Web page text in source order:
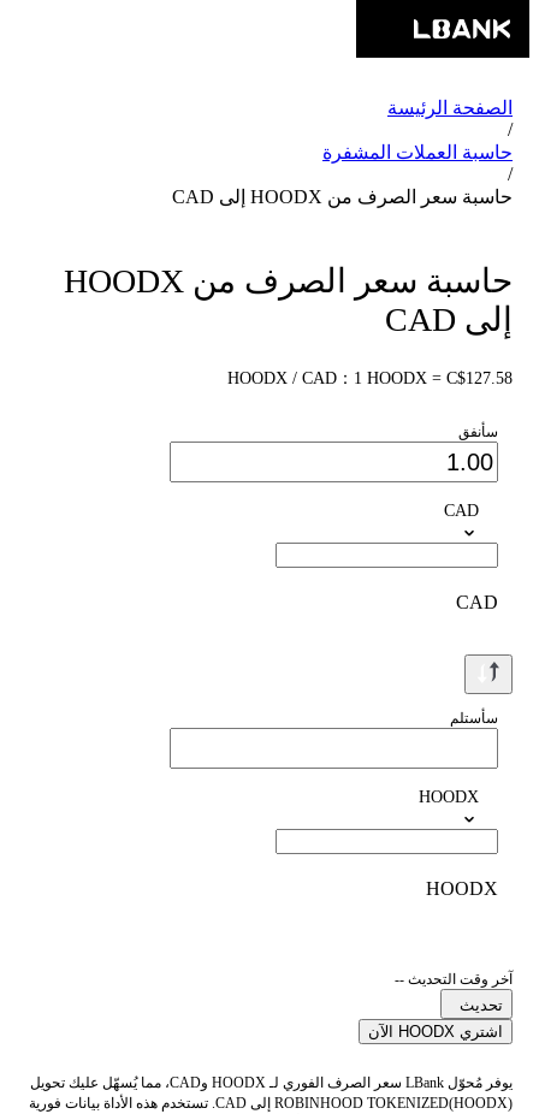
الصفحة الرئيسة
/
حاسبة العملات المشفرة
/
حاسبة سعر الصرف من HOODX إلى CAD
حاسبة سعر الصرف من HOODX
إلى CAD
HOODX / CAD：1 HOODX = C$127.58
سأنفق
CAD
CAD
سأستلم
HOODX
HOODX
آخر وقت التحديث --
تحديث
اشتري HOODX الآن
يوفر مُحوّل LBank سعر الصرف الفوري لـ HOODX وCAD، مما يُسهّل عليك تحويل
ROBINHOOD TOKENIZED(HOODX) إلى CAD. تستخدم هذه الأداة بيانات فورية